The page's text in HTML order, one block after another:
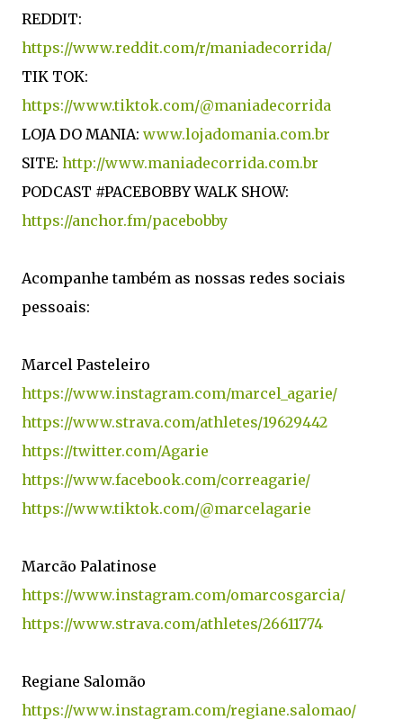
REDDIT:
https://www.reddit.com/r/maniadecorrida/
TIK TOK:
https://www.tiktok.com/@maniadecorrida
LOJA DO MANIA: www.lojadomania.com.br
SITE: http://www.maniadecorrida.com.br
PODCAST #PACEBOBBY WALK SHOW:
https://anchor.fm/pacebobby
Acompanhe também as nossas redes sociais
pessoais:
Marcel Pasteleiro
https://www.instagram.com/marcel_agarie/
https://www.strava.com/athletes/19629442
https://twitter.com/Agarie
https://www.facebook.com/correagarie/
https://www.tiktok.com/@marcelagarie
Marcão Palatinose
https://www.instagram.com/omarcosgarcia/
https://www.strava.com/athletes/26611774
Regiane Salomão
https://www.instagram.com/regiane.salomao/